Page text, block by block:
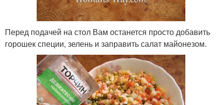
Перед подачей на стол Вам останется просто добавить
горошек специи, зелень и заправить салат майонезом.